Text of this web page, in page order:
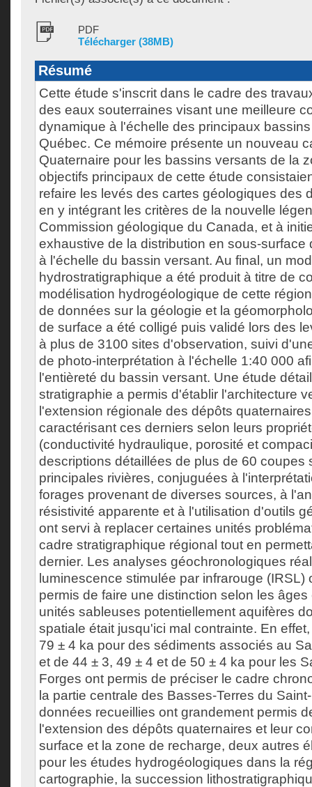
PDF
Télécharger (38MB)
Résumé
Cette étude s'inscrit dans le cadre des
des eaux souterraines visant une meilleure
dynamique à l'échelle des principaux
Québec. Ce mémoire présente un nouveau
Quaternaire pour les bassins versants de la
objectifs principaux de cette étude
refaire les levés des cartes géologiques des
en y intégrant les critères de la nouvelle
Commission géologique du Canada, et à
exhaustive de la distribution en sous-surface
à l'échelle du bassin versant. Au final, un
hydrostratigraphique a été produit à titre de
modélisation hydrogéologique de cette
de données sur la géologie et la
de surface a été colligé puis validé lors des
à plus de 3100 sites d'observation, suivi
de photo-interprétation à l'échelle 1:40 000
l'entièreté du bassin versant. Une étude
stratigraphie a permis d'établir l'architecture
l'extension régionale des dépôts
caractérisant ces derniers selon leurs
(conductivité hydraulique, porosité et
descriptions détaillées de plus de 60 coupes
principales rivières, conjuguées à
forages provenant de diverses sources, à
résistivité apparente et à l'utilisation d'outils
ont servi à replacer certaines unités
cadre stratigraphique régional tout en
dernier. Les analyses géochronologiques
luminescence stimulée par infrarouge (IRSL)
permis de faire une distinction selon les
unités sableuses potentiellement aquifères
spatiale était jusqu'ici mal contrainte. En
79 ± 4 ka pour des sédiments associés au
et de 44 ± 3, 49 ± 4 et de 50 ± 4 ka pour les
Forges ont permis de préciser le cadre
la partie centrale des Basses-Terres du
données recueillies ont grandement permis
l'extension des dépôts quaternaires et leur
surface et la zone de recharge, deux autres
pour les études hydrogéologiques dans la
cartographie, la succession